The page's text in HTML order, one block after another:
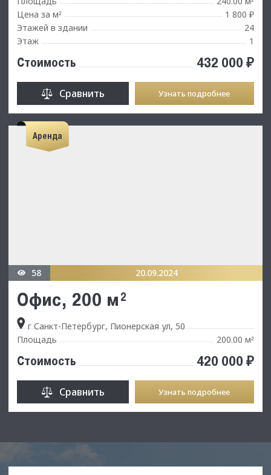
Цена за м²
1 800 ₽
Этажей в здании
24
Этаж
1
Стоимость 432 000 ₽
Сравнить Узнать подробнее
Аренда
58 20.09.2024
Офис, 200 м²
г Санкт-Петербург, Пионерская ул, 50
Площадь
200.00 м²
Стоимость 420 000 ₽
Сравнить Узнать подробнее